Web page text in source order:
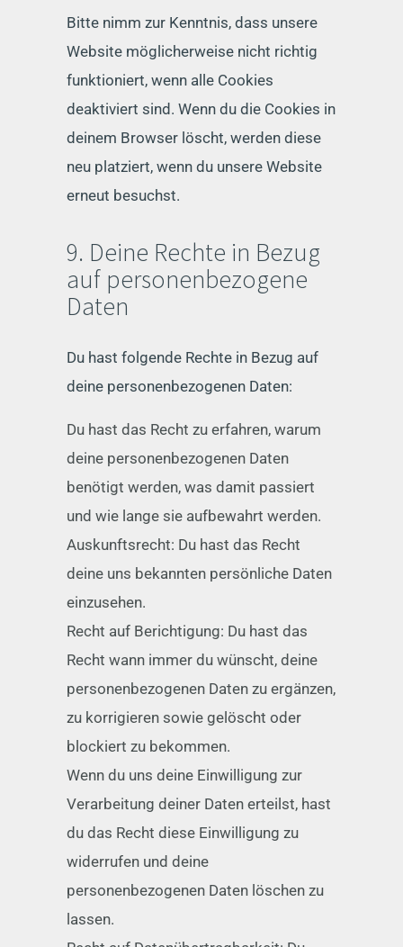
Bitte nimm zur Kenntnis, dass unsere
Website möglicherweise nicht richtig
funktioniert, wenn alle Cookies
deaktiviert sind. Wenn du die Cookies in
deinem Browser löscht, werden diese
neu platziert, wenn du unsere Website
erneut besuchst.
9. Deine Rechte in Bezug
auf personenbezogene
Daten
Du hast folgende Rechte in Bezug auf
deine personenbezogenen Daten:
Du hast das Recht zu erfahren, warum
deine personenbezogenen Daten
benötigt werden, was damit passiert
und wie lange sie aufbewahrt werden.
Auskunftsrecht: Du hast das Recht
deine uns bekannten persönliche Daten
einzusehen.
Recht auf Berichtigung: Du hast das
Recht wann immer du wünscht, deine
personenbezogenen Daten zu ergänzen,
zu korrigieren sowie gelöscht oder
blockiert zu bekommen.
Wenn du uns deine Einwilligung zur
Verarbeitung deiner Daten erteilst, hast
du das Recht diese Einwilligung zu
widerrufen und deine
personenbezogenen Daten löschen zu
lassen.